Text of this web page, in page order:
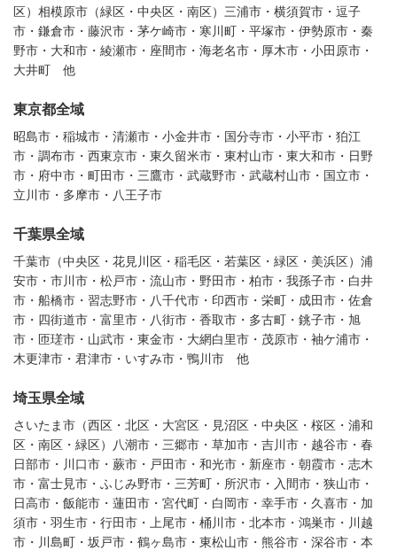
区）相模原市（緑区・中央区・南区）三浦市・横須賀市・逗子
市・鎌倉市・藤沢市・茅ケ崎市・寒川町・平塚市・伊勢原市・秦
野市・大和市・綾瀬市・座間市・海老名市・厚木市・小田原市・
大井町 他
東京都全域
昭島市・稲城市・清瀬市・小金井市・国分寺市・小平市・狛江
市・調布市・西東京市・東久留米市・東村山市・東大和市・日野
市・府中市・町田市・三鷹市・武蔵野市・武蔵村山市・国立市・
立川市・多摩市・八王子市
千葉県全域
千葉市（中央区・花見川区・稲毛区・若葉区・緑区・美浜区）浦
安市・市川市・松戸市・流山市・野田市・柏市・我孫子市・白井
市・船橋市・習志野市・八千代市・印西市・栄町・成田市・佐倉
市・四街道市・富里市・八街市・香取市・多古町・銚子市・旭
市・匝瑳市・山武市・東金市・大網白里市・茂原市・袖ケ浦市・
木更津市・君津市・いすみ市・鴨川市 他
埼玉県全域
さいたま市（西区・北区・大宮区・見沼区・中央区・桜区・浦和
区・南区・緑区）八潮市・三郷市・草加市・吉川市・越谷市・春
日部市・川口市・蕨市・戸田市・和光市・新座市・朝霞市・志木
市・富士見市・ふじみ野市・三芳町・所沢市・入間市・狭山市・
日高市・飯能市・蓮田市・宮代町・白岡市・幸手市・久喜市・加
須市・羽生市・行田市・上尾市・桶川市・北本市・鴻巣市・川越
市・川島町・坂戸市・鶴ヶ島市・東松山市・熊谷市・深谷市・本